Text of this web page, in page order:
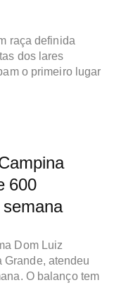
raça definida
dos lares
o primeiro lugar
600
Dom Luiz
Grande, atendeu
O balanço tem